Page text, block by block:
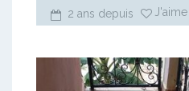
2 ans depuis J'aime